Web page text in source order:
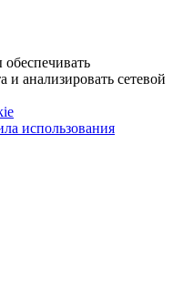
и анализировать сетевой
использования